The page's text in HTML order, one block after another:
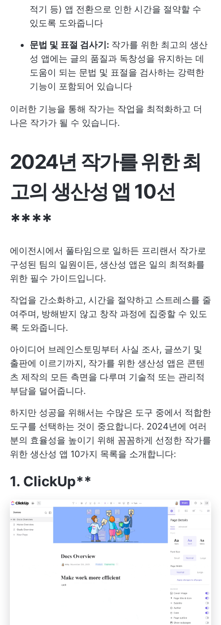
적기 등) 앱 전환으로 인한 시간을 절약할 수
있도록 도와줍니다
문법 및 표절 검사기: 작가를 위한 최고의 생산
성 앱에는 글의 품질과 독창성을 유지하는 데
도움이 되는 문법 및 표절을 검사하는 강력한
기능이 포함되어 있습니다
이러한 기능을 통해 작가는 작업을 최적화하고 더
나은 작가가 될 수 있습니다.
2024년 작가를 위한 최
고의 생산성 앱 10선
****
에이전시에서 풀타임으로 일하든 프리랜서 작가로
구성된 팀의 일원이든, 생산성 앱은 일의 최적화를
위한 필수 가이드입니다.
작업을 간소화하고, 시간을 절약하고 스트레스를 줄
여주며, 방해받지 않고 창작 과정에 집중할 수 있도
록 도와줍니다.
아이디어 브레인스토밍부터 사실 조사, 글쓰기 및
출판에 이르기까지, 작가를 위한 생산성 앱은 콘텐
츠 제작의 모든 측면을 다루며 기술적 또는 관리적
부담을 덜어줍니다.
하지만 성공을 위해서는 수많은 도구 중에서 적합한
도구를 선택하는 것이 중요합니다. 2024년에 여러
분의 효율성을 높이기 위해 꼼꼼하게 선정한 작가를
위한 생산성 앱 10가지 목록을 소개합니다:
1. ClickUp**